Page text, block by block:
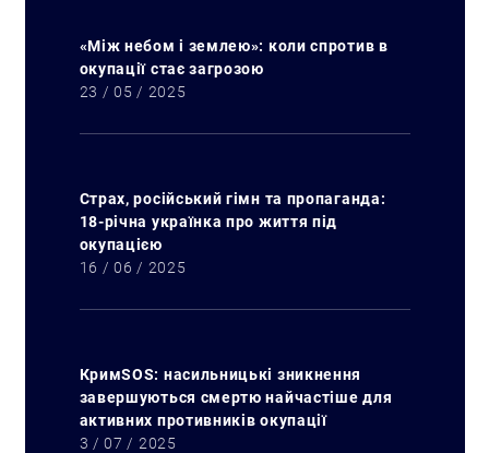
«Між небом і землею»: коли спротив в
окупації стає загрозою
23 / 05 / 2025
Страх, російський гімн та пропаганда:
18-річна українка про життя під
окупацією
16 / 06 / 2025
КримSOS: насильницькі зникнення
завершуються смертю найчастіше для
активних противників окупації
3 / 07 / 2025